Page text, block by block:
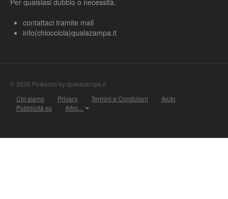
contattaci tramite mail
info(chiocciola)qualazampa.it
© 2026 Powered by qualazampa.it
Chi siamo
Privacy Termini e Condizioni
Aiuto
Pubblicità su
Altro...